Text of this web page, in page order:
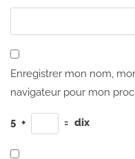
Enregistrer mon nom,
navigateur pour mon
5 + = dix